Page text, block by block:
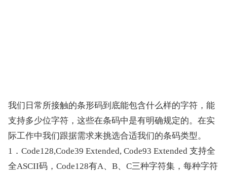
我们日常所接触的条形码到底能包含什么样的字符，能
支持多少位字符，这些在条码中是有明确规定的。在实
际工作中我们跟据需求来挑选合适我们的条码类型。
1．Code128,Code39 Extended, Code93 Extended 支持全
全ASCII码，Code128有A、B、C三种字符集，每种字符